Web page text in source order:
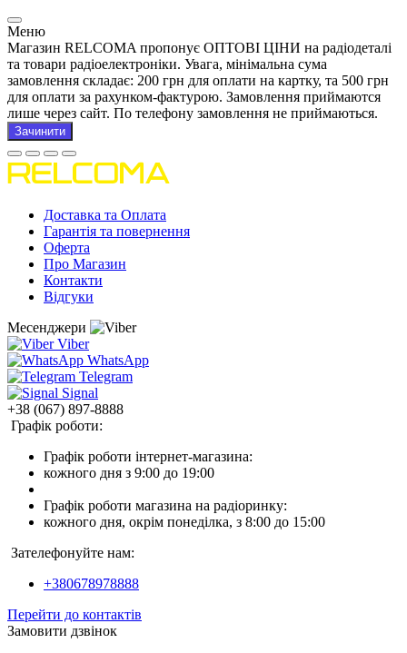
Меню
Магазин RELCOMA пропонує ОПТОВІ ЦІНИ на радіодеталі
та товари радіоелектроніки. Увага, мінімальна сума
замовлення складає: 200 грн для оплати на картку, та 500 грн
для оплати за рахунком-фактурою. Замовлення приймаются
лише через сайт. По телефону замовлення не приймаються.
Зачинити
Доставка та Оплата
Гарантія та повернення
Оферта
Про Магазин
Контакти
Відгуки
Месенджери
Viber
WhatsApp
Telegram
Signal
+38 (067) 897-8888
Графік роботи:
Графік роботи інтернет-магазина:
кожного дня з 9:00 до 19:00
Графік роботи магазина на радіоринку:
кожного дня, окрім понеділка, з 8:00 до 15:00
Зателефонуйте нам:
+380678978888
Перейти до контактів
Замовити дзвінок